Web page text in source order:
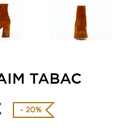
TABAC
- 20%